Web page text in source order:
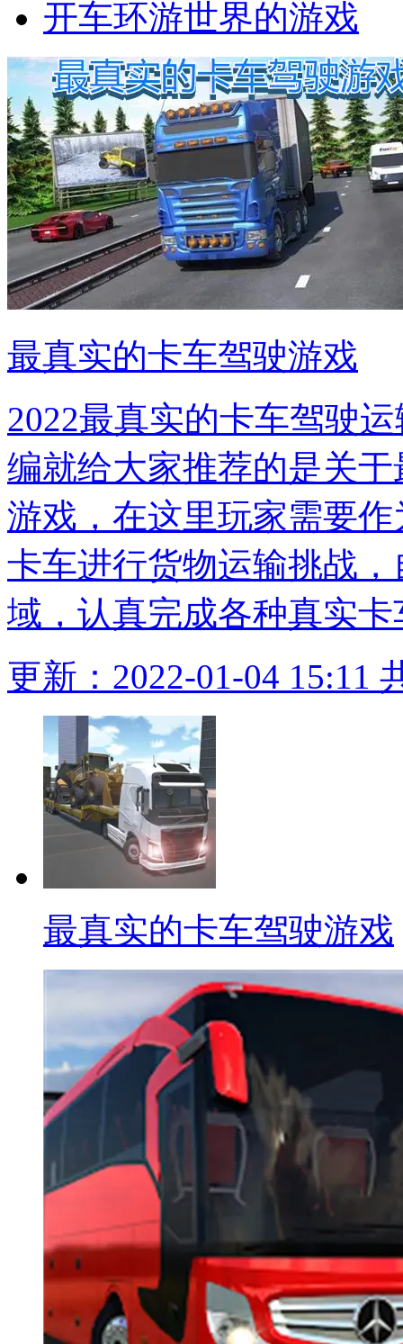
开车环游世界的游戏
最真实的卡车驾驶游戏
2022最真实的卡车驾驶
编就给大家推荐的是关
游戏，在这里玩家需要
卡车进行货物运输挑战
域，认真完成各种真实
更新：2022-01-04 15:11
最真实的卡车驾驶游戏